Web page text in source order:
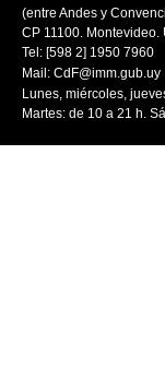
(entre Andes y
CP 11100. Montevideo.
Tel: [598 2] 1950 7960
Mail: CdF@imm.gub.uy
Lunes, miércoles,
Martes: de 10 a 21 h.